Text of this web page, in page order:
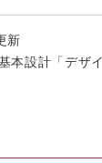
新
本設計「デザ